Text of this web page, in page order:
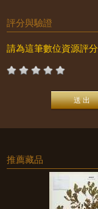
評分與驗證
請為這筆數位資源評分
推薦藏品